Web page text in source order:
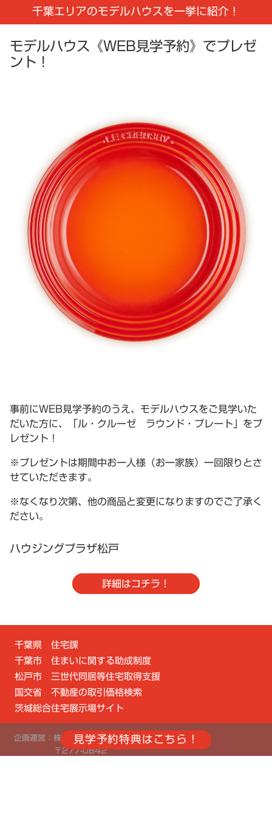
千葉エリアのモデルハウスを一挙に紹介！
モデルハウス《WEB見学予約》でプレゼ
ント！
事前にWEB見学予約のうえ、モデルハウスをご見学いた
だいた方に、「ル・クルーゼ ラウンド・プレート」をプ
レゼント！
※プレゼントは期間中お一人様（お一家族）一回限りとさ
せていただきます。
※なくなり次第、他の商品と変更になりますのでご了承く
ださい。
ハウジングプラザ松戸
詳細はコチラ！
千葉県 住宅課
千葉市 住まいに関する助成制度
松戸市 三世代同居等住宅取得支援
国交省 不動産の取引価格検索
茨城総合住宅展示場サイト
企画運営：株式会社サンフジ企画 東関東支社
〒277-0842